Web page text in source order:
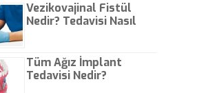
Vezikovajinal Fistül
Nedir? Tedavisi Nasıl
Tüm Ağız İmplant
Tedavisi Nedir?